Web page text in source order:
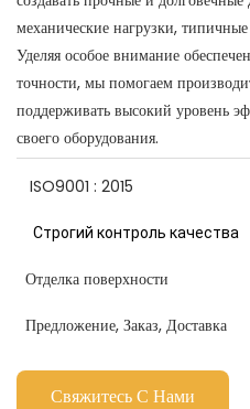
механические нагрузки,
Уделяя особое внимание
точности, мы помогаем
поддерживать высокий уровень
своего оборудования.
ISO9001 : 2015
Строгий контроль качества
Отделка поверхности
Предложение, Заказ, Доставка
Свяжитесь С Нами